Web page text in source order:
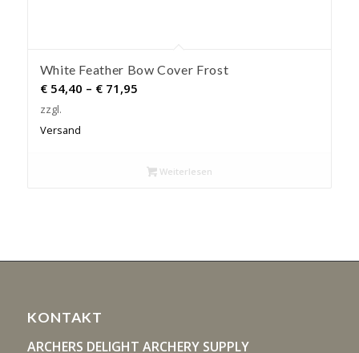
White Feather Bow Cover Frost
€54,40 – €71,95Preisspanne:
zzgl.
Versand
Weiterlesen
KONTAKT
ARCHERS DELIGHT ARCHERY SUPPLY